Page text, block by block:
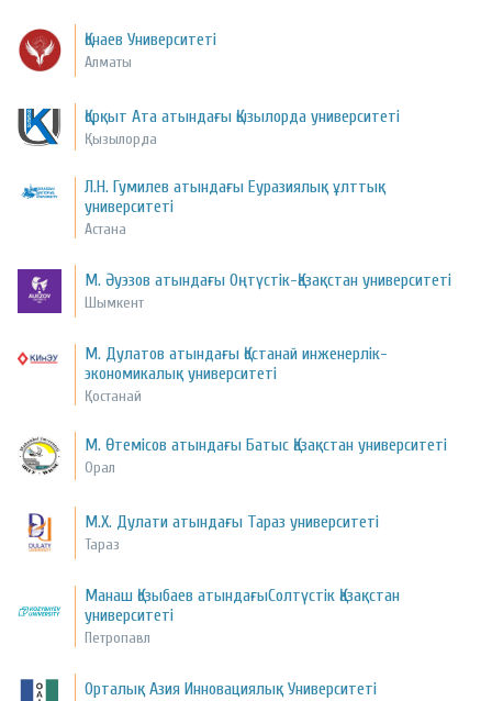
Қонаев Университеті
Алматы
Қорқыт Ата атындағы Қызылорда университеті
Қызылорда
Л.Н. Гумилев атындағы Еуразиялық ұлттық
университеті
Астана
М. Әуэзов атындағы Оңтүстік-Қазақстан университеті
Шымкент
М. Дулатов атындағы Қостанай инженерлік-
экономикалық университеті
Қостанай
М. Өтемісов атындағы Батыс Қазақстан университеті
Орал
М.Х. Дулати атындағы Тараз университеті
Тараз
Манаш Қозыбаев атындағыСолтүстік Қазақстан
университеті
Петропавл
Орталық Азия Инновациялық Университеті